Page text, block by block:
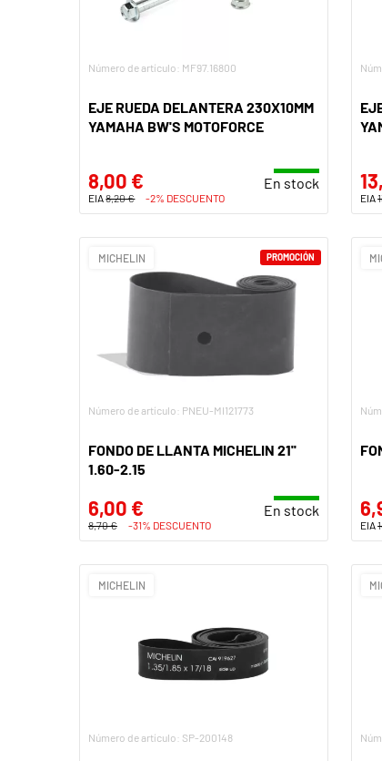
Número de artículo: MF97.16800
EJE RUEDA DELANTERA 230X10MM
YAMAHA BW'S MOTOFORCE
8,00 € En stock
EIA8,20 € -2% DESCUENTO EIA
MICHELIN
Número de artículo: PNEU-MI121773
FONDO DE LLANTA MICHELIN 21''
1.60-2.15
6,00 € En stock
8,70 € -31% DESCUENTO
PROMOCIÓN
EIA
MICHELIN
Número de artículo: SP-200148